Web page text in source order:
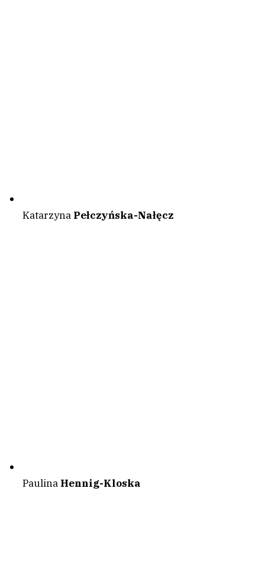
Katarzyna Pełczyńska-Nałęcz
Paulina Hennig-Kloska